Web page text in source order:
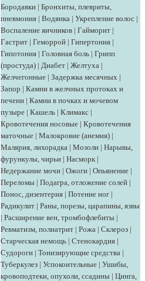
Бородавки | Бронхиты, плевриты,
пневмония | Водянка | Укрепление волос |
Воспаление яичников | Гайморит |
Гастрит | Геморрой | Гипертония |
Гипотония | Головная боль | Грипп
(простуда) | Диабет | Желтуха |
Желчегонные | Задержка месячных |
Запор | Камни в желчных протоках и
печени | Камни в почках и мочевом
пузыре | Кашель | Климакс |
Кровотечения носовые | Кровотечения
маточные | Малокровие (анемия) |
Малярия, лихорадка | Мозоли | Нарывы,
фурункулы, чирьи | Насморк |
Недержание мочи | Ожоги | Опьянение |
Переломы | Подагра, отложение солей |
Понос, дизентерия | Потение ног |
Радикулит | Раны, порезы, царапины, язвы
| Расширение вен, тромбофлебиты |
Ревматизм, полиатрит | Рожа | Склероз |
Старческая немощь | Стенокардия |
Судороги | Тонизирующие средства |
Туберкулез | Успокоительные | Ушибы,
кровоподтеки, опухоли, ссадины | Цинга,